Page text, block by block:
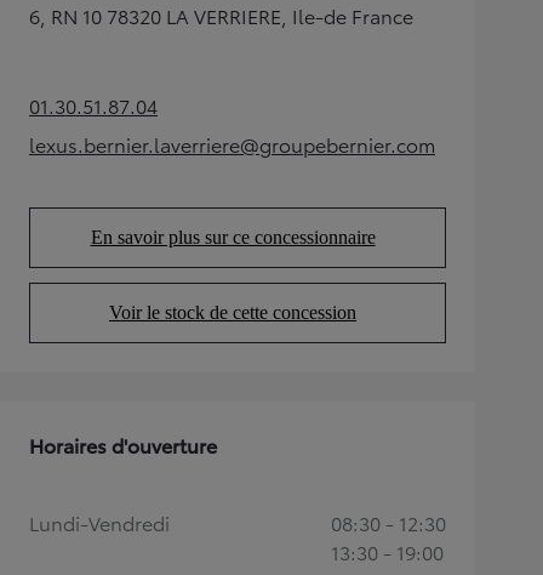
6, RN 10 78320 LA VERRIERE, Ile-de France
01.30.51.87.04(Opens in new tab)
lexus.bernier.laverriere@groupebernier.com
(Opens in new tab)
En savoir plus sur ce concessionnaire
(Opens in new tab)
Voir le stock de cette concession
(Opens in new tab)
Horaires d'ouverture
Lundi-Vendredi
08:30 - 12:30
13:30 - 19:00